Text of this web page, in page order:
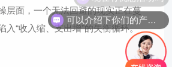
层面，一个无法回避的现实正在蔓
入“收入缩、支出增”的失衡循环。
可以介绍下你们的产品么